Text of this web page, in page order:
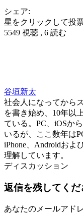
シェア:
星をクリックして投
5549 視聴 , 6 読む
谷垣新太
社会人になってから
を書き始め、10年以
ている。PC、iOSか
いるが、ここ数年は
iPhone、Androidおよ
理解しています。
ディスカッション
返信を残してくだ
あなたのメールアド